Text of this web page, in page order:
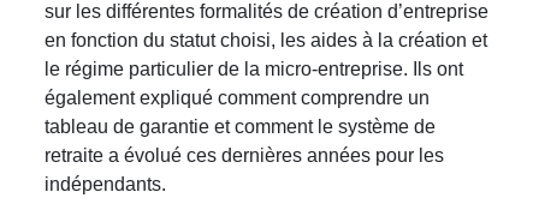
sur les différentes formalités de création d’entreprise
en fonction du statut choisi, les aides à la création et
le régime particulier de la micro-entreprise. Ils ont
également expliqué comment comprendre un
tableau de garantie et comment le système de
retraite a évolué ces dernières années pour les
indépendants.